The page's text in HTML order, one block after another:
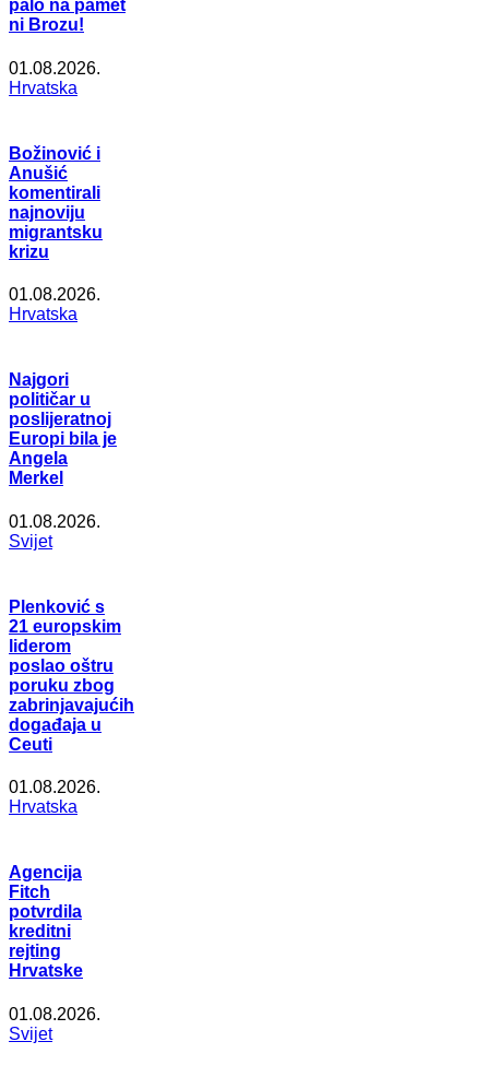
palo na pamet
ni Brozu!
01.08.2026.
Hrvatska
Božinović i
Anušić
komentirali
najnoviju
migrantsku
krizu
01.08.2026.
Hrvatska
Najgori
političar u
poslijeratnoj
Europi bila je
Angela
Merkel
01.08.2026.
Svijet
Plenković s
21 europskim
liderom
poslao oštru
poruku zbog
zabrinjavajućih
događaja u
Ceuti
01.08.2026.
Hrvatska
Agencija
Fitch
potvrdila
kreditni
rejting
Hrvatske
01.08.2026.
Svijet